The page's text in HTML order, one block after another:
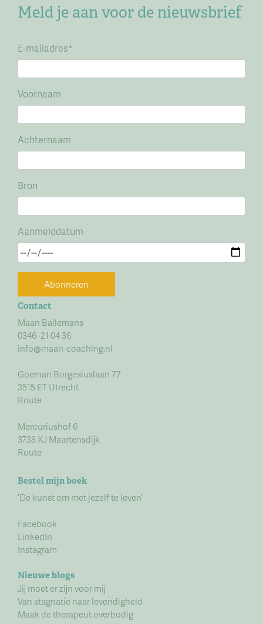
Meld je aan voor de nieuwsbrief
E-mailadres*
Voornaam
Achternaam
Bron
Aanmelddatum
Abonneren
Contact
Maan Ballemans
0346 -21 04 36
info@maan-coaching.nl
Goeman Borgesiuslaan 77
3515 ET Utrecht
Route
Mercuriushof 6
3738 XJ Maartensdijk
Route
Bestel mijn boek
‘De kunst om met jezelf te leven’
Facebook
LinkedIn
Instagram
Nieuwe blogs
Jij moet er zijn voor mij
Van stagnatie naar levendigheid
Maak de therapeut overbodig